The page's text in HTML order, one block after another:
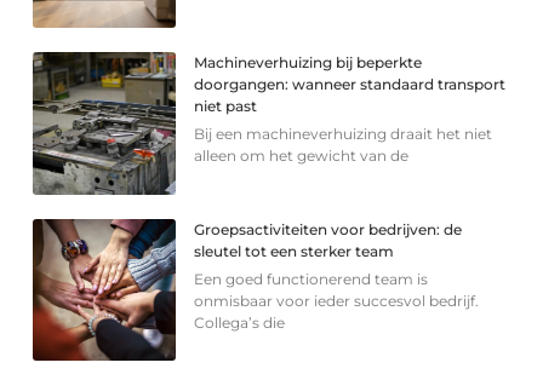
Machineverhuizing bij beperkte
doorgangen: wanneer standaard transport
niet past
Bij een machineverhuizing draait het niet
alleen om het gewicht van de
Groepsactiviteiten voor bedrijven: de
sleutel tot een sterker team
Een goed functionerend team is
onmisbaar voor ieder succesvol bedrijf.
Collega’s die